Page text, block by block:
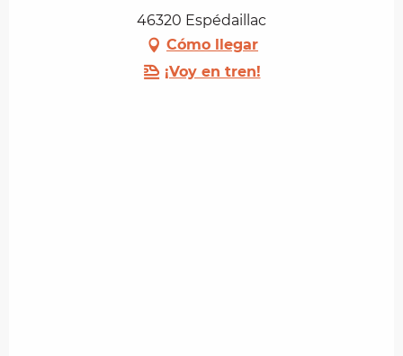
46320 Espédaillac
Cómo llegar
¡Voy en tren!